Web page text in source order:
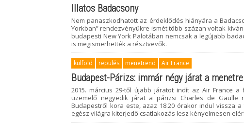
Illatos Badacsony
Nem panaszkodhatott az érdeklődés hiányára a
Yorkban” rendezvényükre ismét több százan voltak
budapesti New York Palotában nemcsak a legújabb
is megismerhették a résztvevők.
külföld repülés menetrend Air France
Budapest-Párizs: immár négy járat a
2015. március 29-től újabb járatot indít az Air France
üzemelő negyedik járat a párizsi Charles de Gaulle
Budapestről kora este, azaz 18.20 órakor indul vissza
egész világra kiterjedő csatlakozás lesz kényelmesen